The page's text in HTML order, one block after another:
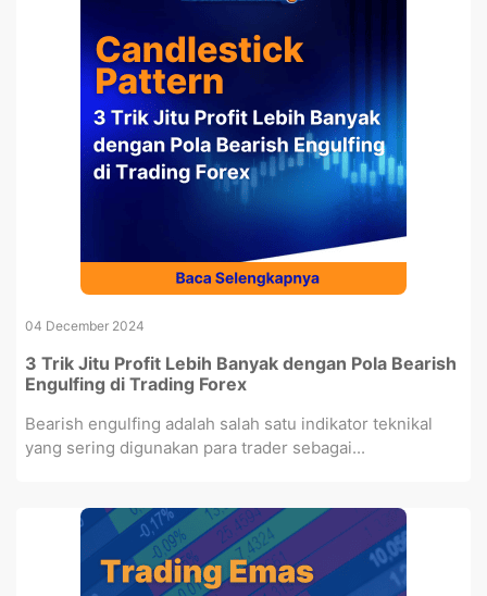
04 December 2024
3 Trik Jitu Profit Lebih Banyak dengan Pola Bearish
Engulfing di Trading Forex
Bearish engulfing adalah salah satu indikator teknikal
yang sering digunakan para trader sebagai...